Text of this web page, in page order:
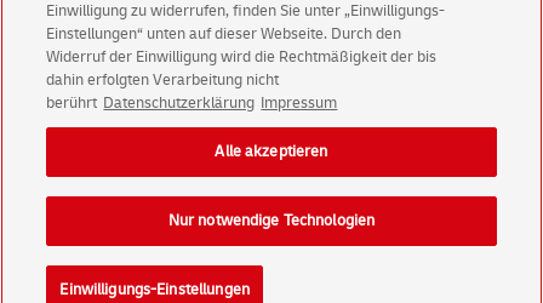
© Fri Aug 07 12:15:38 CEST 2026 Deutsche Post AG
Impressum
Datenschutz
Einwilligungs-Einstellungen
Rechtliche Hinweise
Barrierefreiheit
Einwilligung zu widerrufen, finden Sie unter „Einwilligungs-
Einstellungen“ unten auf dieser Webseite. Durch den
Widerruf der Einwilligung wird die Rechtmäßigkeit der bis
dahin erfolgten Verarbeitung nicht
berührt Datenschutzerklärung Impressum
Einwilligungs-Einstellungen
Nur notwendige Technologien
Alle akzeptieren